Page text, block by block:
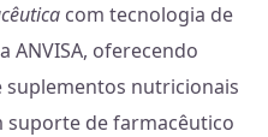
com tecnologia de
ANVISA, oferecendo
nutricionais
suporte de farmacêutico